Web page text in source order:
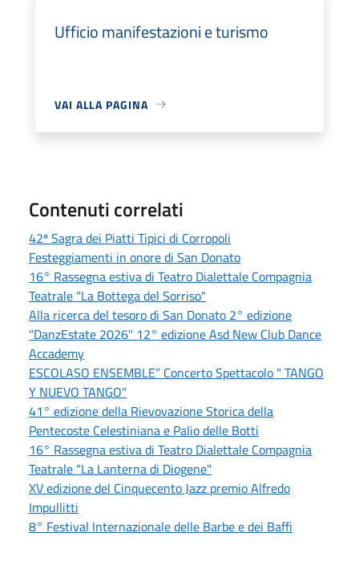
Ufficio manifestazioni e turismo
VAI ALLA PAGINA
Contenuti correlati
42ª Sagra dei Piatti Tipici di Corropoli
Festeggiamenti in onore di San Donato
16° Rassegna estiva di Teatro Dialettale Compagnia
Teatrale "La Bottega del Sorriso"
Alla ricerca del tesoro di San Donato 2° edizione
"DanzEstate 2026" 12° edizione Asd New Club Dance
Accademy
ESCOLASO ENSEMBLE” Concerto Spettacolo " TANGO
Y NUEVO TANGO"
41° edizione della Rievovazione Storica della
Pentecoste Celestiniana e Palio delle Botti
16° Rassegna estiva di Teatro Dialettale Compagnia
Teatrale "La Lanterna di Diogene"
XV edizione del Cinquecento Jazz premio Alfredo
Impullitti
8° Festival Internazionale delle Barbe e dei Baffi